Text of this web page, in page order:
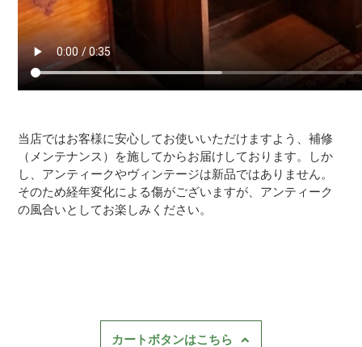
当店ではお客様に安心してお使いいただけますよう、補修
（メンテナンス）を施してからお届けしております。しか
し、アンティークやヴィンテージは新品ではありません。
そのため経年変化による傷がございますが、アンティーク
の風合いとしてお楽しみください。
カートボタンはこちら